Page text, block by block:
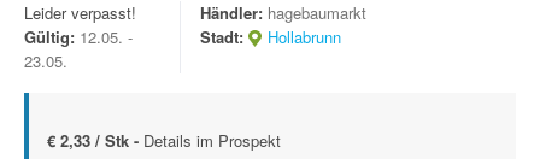
Leider verpasst!
Gültig: 12.05. -
23.05.
Händler: hagebaumarkt
Stadt:
Hollabrunn
€ 2,33 / Stk - Details im Prospekt